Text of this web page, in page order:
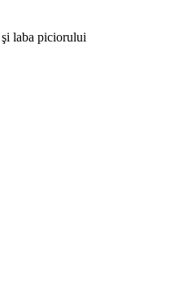
laba piciorului